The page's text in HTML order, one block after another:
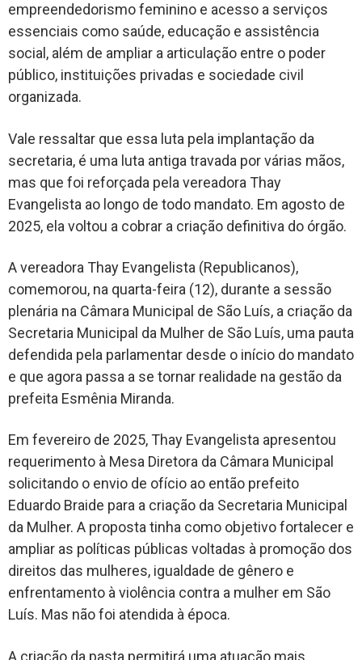
empreendedorismo feminino e acesso a serviços
essenciais como saúde, educação e assistência
social, além de ampliar a articulação entre o poder
público, instituições privadas e sociedade civil
organizada.
Vale ressaltar que essa luta pela implantação da
secretaria, é uma luta antiga travada por várias mãos,
mas que foi reforçada pela vereadora Thay
Evangelista ao longo de todo mandato. Em agosto de
2025, ela voltou a cobrar a criação definitiva do órgão.
A vereadora Thay Evangelista (Republicanos),
comemorou, na quarta-feira (12), durante a sessão
plenária na Câmara Municipal de São Luís, a criação da
Secretaria Municipal da Mulher de São Luís, uma pauta
defendida pela parlamentar desde o início do mandato
e que agora passa a se tornar realidade na gestão da
prefeita Esmênia Miranda.
Em fevereiro de 2025, Thay Evangelista apresentou
requerimento à Mesa Diretora da Câmara Municipal
solicitando o envio de ofício ao então prefeito
Eduardo Braide para a criação da Secretaria Municipal
da Mulher. A proposta tinha como objetivo fortalecer e
ampliar as políticas públicas voltadas à promoção dos
direitos das mulheres, igualdade de gênero e
enfrentamento à violência contra a mulher em São
Luís. Mas não foi atendida à época.
A criação da pasta permitirá uma atuação mais